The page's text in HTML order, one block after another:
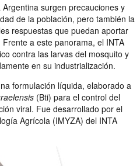
surgen precauciones y
de la población, pero también la
respuestas que puedan aportar
a este panorama, el INTA
contra las larvas del mosquito y
en su industrialización.
formulación líquida, elaborado a
(Bti) para el control del
viral. Fue desarrollado por el
Agrícola (IMYZA) del INTA